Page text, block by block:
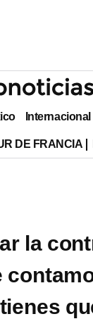
Internacional
DE FRANCIA
la